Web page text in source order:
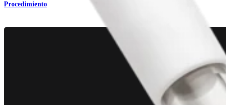
Procedimiento